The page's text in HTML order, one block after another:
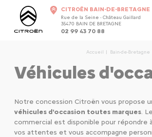
CITROËN BAIN-DE-BRETAGNE
Rue de la Seine - Château Gaillard
35470 BAIN DE BRETAGNE
02 99 43 70 88
Accueil Bain-de-Bretagne
Véhicules
Notre concession Citroën vous propose
véhicules d'occasion toutes marques.
commercial est disponible pour répondre
vos attentes et vous accompagne